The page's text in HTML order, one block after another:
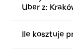
Uber z:
Ile kosztuje